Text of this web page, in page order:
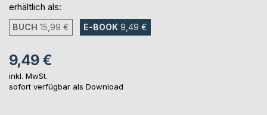
erhältlich als:
BUCH 15,99 € E-BOOK 9,49 €
9,49 €
inkl. MwSt.
sofort verfügbar als Download